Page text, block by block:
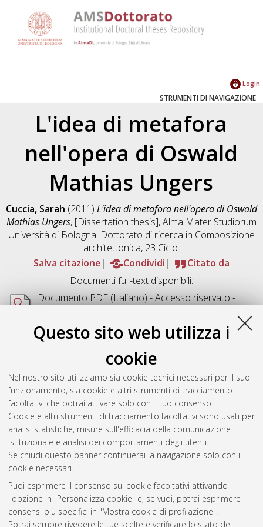
Questo sito web utilizza i
cookie
Nel nostro sito utilizziamo sia cookie tecnici necessari per il suo
funzionamento, sia cookie e altri strumenti di tracciamento
facoltativi che potrai attivare solo con il tuo consenso.
Cookie e altri strumenti di tracciamento facoltativi sono usati per
analisi statistiche, misure sull'efficacia della comunicazione
istituzionale e analisi dei comportamenti degli utenti.
Se chiudi questo banner continuerai la navigazione solo con i
cookie necessari.
Puoi esprimere il consenso sui cookie facoltativi attivando
l'opzione in "Personalizza cookie" e, se vuoi, potrai esprimere
consensi più specifici in "Mostra cookie di profilazione".
Potrai sempre rivedere le tue scelte e verificare lo stato dei
Login
STRUMENTI DI NAVIGAZIONE
L'idea di metafora
nell'opera di Oswald
Mathias Ungers
Cuccia, Sarah (2011) L'idea di metafora nell'opera di Oswald
Mathias Ungers, [Dissertation thesis], Alma Mater Studiorum
Università di Bologna. Dottorato di ricerca in Composizione
architettonica, 23 Ciclo.
Salva citazione
Condividi
Citato da
Documenti full-text disponibili:
Documento PDF(Italiano) - Accesso riservato -
Acrobat Reader
Download (17MB)
Abstract
Altri metadati
Gestione del documento:
Atom
Rss 1.0
Rss 2.0